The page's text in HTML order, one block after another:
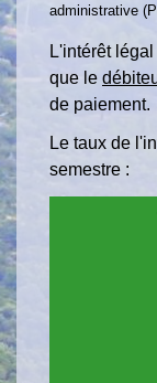
administrative
L'intérêt
que le
de paiement.
Le taux de
semestre :